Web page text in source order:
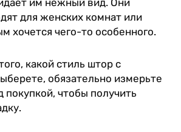
для женских комнат или
хочется чего-то особенного.
какой стиль штор с
обязательно измерьте
покупкой, чтобы получить